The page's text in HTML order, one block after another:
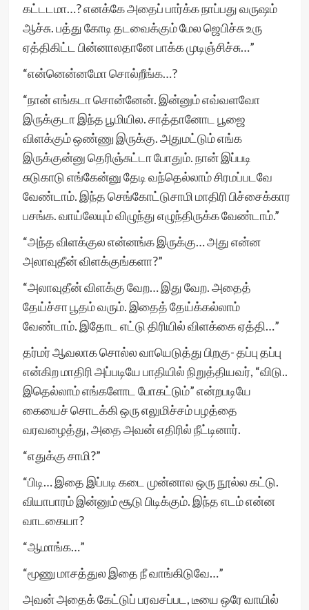
கட்டடமா…? எனக்கே அதைப் பார்க்க நாப்பது வருஷம்
ஆச்சு. பத்து கோடி தடவைக்கும் மேல ஜெபிச்சு உரு
ஏத்திகிட்ட பின்னாலதானே பாக்க முடிஞ்சிச்சு…”
“என்னென்னமோ சொல்றீங்க…?
“நான் எங்கடா சொன்னேன். இன்னும் எவ்வளவோ
இருக்குடா இந்த பூமியில. சாத்தானோட பூஜை
விளக்கும் ஒண்ணு இருக்கு. அதுமட்டும் எங்க
இருக்குன்னு தெரிஞ்சுட்டா போதும். நான் இப்படி
சுடுகாடு எங்கேன்னு தேடி வந்தெல்லாம் சிரமப்படவே
வேண்டாம். இந்த செங்கோட்டுசாமி மாதிரி பிச்சைக்கார
பசங்க. வாய்லேயும் விழுந்து எழுந்திருக்க வேண்டாம்.”
“அந்த விளக்குல என்னங்க இருக்கு… அது என்ன
அலாவுதீன் விளக்குங்களா?”
“அலாவுதீன் விளக்கு வேற… இது வேற. அதைத்
தேய்ச்சா பூதம் வரும். இதைத் தேய்க்கல்லாம்
வேண்டாம். இதோட எட்டு திரியில் விளக்கை ஏத்தி…”
தர்மர் ஆவலாக சொல்ல வாயெடுத்து பிறகு- தப்பு தப்பு
என்கிற மாதிரி அப்படியே பாதியில் நிறுத்தியவர், “விடு..
இதெல்லாம் எங்களோட போகட்டும்” என்றபடியே
கையைச் சொடக்கி ஒரு எலுமிச்சம் பழத்தை
வரவழைத்து, அதை அவன் எதிரில் நீட்டினார்.
“எதுக்கு சாமி?”
“பிடி… இதை இப்படி கடை முன்னால ஒரு நூல்ல கட்டு.
வியாபாரம் இன்னும் சூடு பிடிக்கும். இந்த எடம் என்ன
வாடகையா?
“ஆமாங்க…”
“மூணு மாசத்துல இதை நீ வாங்கிடுவே…”
அவன் அதைக் கேட்டுப் பரவசப்பட, டீயை ஒரே வாயில்